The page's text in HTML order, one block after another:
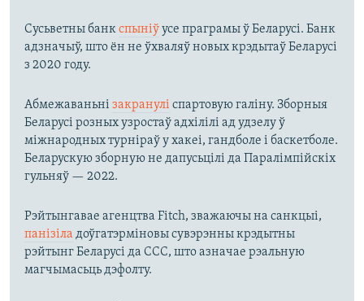
Сусьветны банкспыніўусе праграмы ў Беларусі. Банк
адзначыў, што ён не ўхваляў новых крэдытаў Беларусі
з 2020 году.
Абмежаваньні закранулі спартовую галіну. Зборныя
Беларусі розных узростаў адхілілі ад удзелу ў
міжнародных турніраў у хакеі, гандболе і баскетболе.
Беларускую зборную не дапусьцілі да Паралімпійскіх
гульняў — 2022.
Рэйтынгавае агенцтва Fitch, зважаючы на санкцыі,
панізіла доўгатэрміновы сувэрэнны крэдытны
рэйтынг Беларусі да ССС, што азначае рэальную
магчымасьць дэфолту.